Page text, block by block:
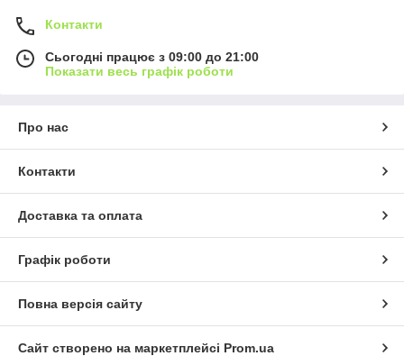
Контакти
Сьогодні працює з 09:00 до 21:00
Показати весь графік роботи
Про нас
Контакти
Доставка та оплата
Графік роботи
Повна версія сайту
Сайт створено на маркетплейсі Prom.ua